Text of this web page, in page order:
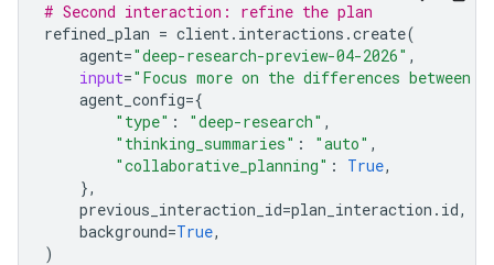
# Second interaction: refine the plan
refined_plan = client. interactions .create(
agent="deep-research-preview-04-2026" ,
input="Focus more on the differences between
agent_config={
"type" : "deep-research" ,
"thinking_summaries" : "auto" ,
"collaborative_planning" : True,
},
previous_interaction_id=plan_interaction . id,
background=True,
)